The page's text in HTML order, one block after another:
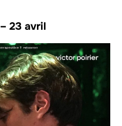
– 23 avril